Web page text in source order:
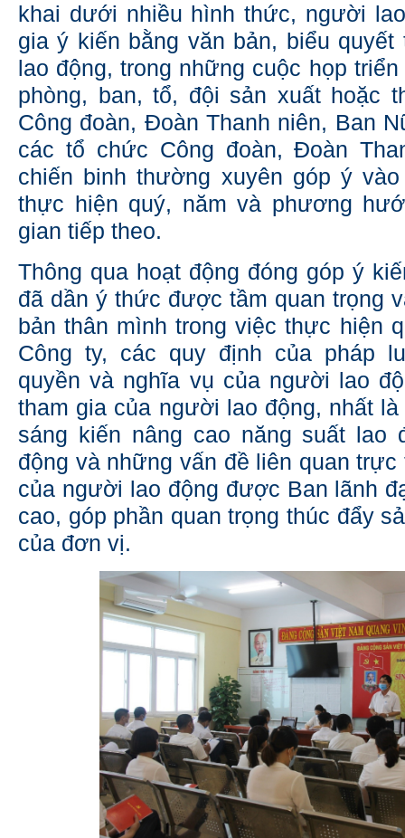
khai dưới nhiều hình thức, người
gia ý kiến bằng văn bản, biểu
lao động, trong những cuộc họp
phòng, ban, tổ, đội sản xuất hoặc
Công đoàn, Đoàn Thanh niên, Ban
các tổ chức Công đoàn, Đoàn
chiến binh thường xuyên góp ý
thực hiện quý, năm và phương
gian tiếp theo.
Thông qua hoạt động đóng góp ý
đã dần ý thức được tầm quan trọng
bản thân mình trong việc thực hiện
Công ty, các quy định của pháp
quyền và nghĩa vụ của người lao
tham gia của người lao động, nhất
sáng kiến nâng cao năng suất lao
động và những vấn đề liên quan
của người lao động được Ban lãnh
cao, góp phần quan trọng thúc đẩy
của đơn vị.